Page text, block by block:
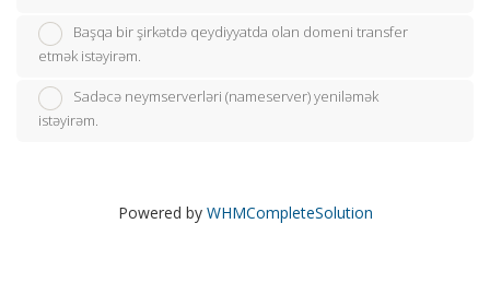
Başqa bir şirkətdə qeydiyyatda olan domeni transfer
etmək istəyirəm.
Sadəcə neymserverləri (nameserver) yeniləmək
istəyirəm.
Powered by WHMCompleteSolution